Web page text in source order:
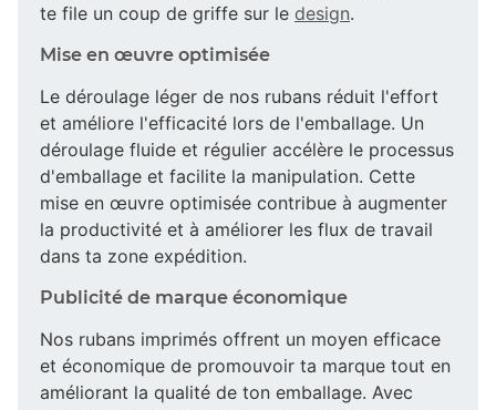
te file un coup de griffe sur le design.
Mise en œuvre optimisée
Le déroulage léger de nos rubans réduit l'effort
et améliore l'efficacité lors de l'emballage. Un
déroulage fluide et régulier accélère le processus
d'emballage et facilite la manipulation. Cette
mise en œuvre optimisée contribue à augmenter
la productivité et à améliorer les flux de travail
dans ta zone expédition.
Publicité de marque économique
Nos rubans imprimés offrent un moyen efficace
et économique de promouvoir ta marque tout en
améliorant la qualité de ton emballage. Avec